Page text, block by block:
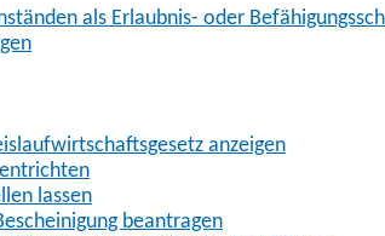
als Erlaubnis- oder
anzeigen
lassen
beantragen